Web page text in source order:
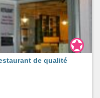
de qualité